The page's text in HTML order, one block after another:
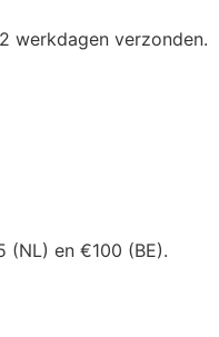
werkdagen verzonden.
(NL) en €100 (BE).